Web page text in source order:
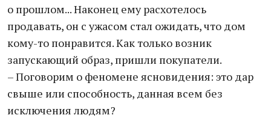
о прошлом... Наконец ему расхотелось
продавать, он с ужасом стал ожидать, что дом
кому-то понравится. Как только возник
запускающий образ, пришли покупатели.
– Поговорим о феномене ясновидения: это дар
свыше или способность, данная всем без
исключения людям?